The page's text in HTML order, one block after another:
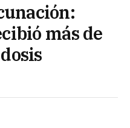
más de